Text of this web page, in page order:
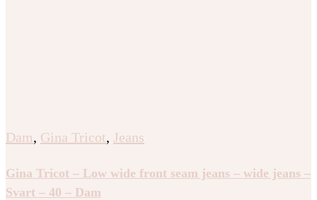
Dam, Gina Tricot, Jeans
Gina Tricot – Low wide front seam jeans – wide jeans –
Svart – 40 – Dam